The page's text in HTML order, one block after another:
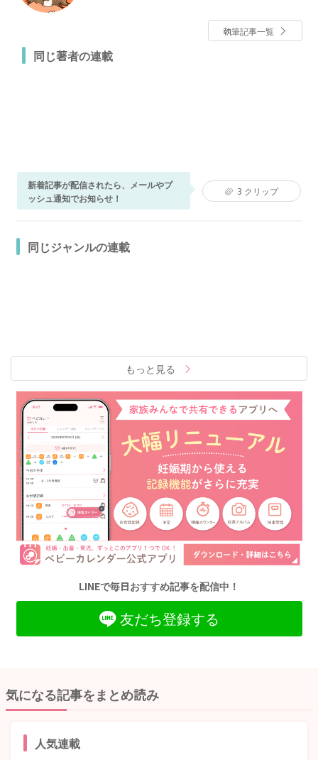
執筆記事一覧
同じ著者の連載
新着記事が配信されたら、メールやプ
ッシュ通知でお知らせ！
3 クリップ
同じジャンルの連載
もっと見る
LINEで毎日おすすめ記事を配信中！
友だち登録する
気になる記事をまとめ読み
人気連載